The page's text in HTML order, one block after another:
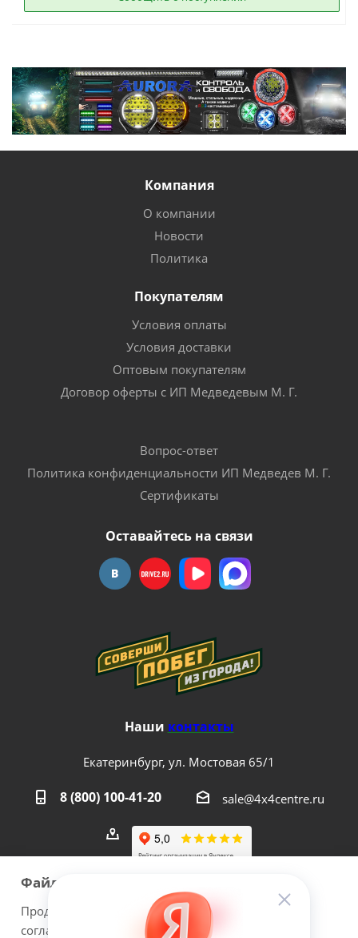
Компания
О компании
Новости
Политика
Покупателям
Условия оплаты
Условия доставки
Оптовым покупателям
Договор оферты с ИП Медведевым М. Г.
Вопрос-ответ
Политика конфиденциальности ИП Медведев М. Г.
Сертификаты
Оставайтесь на связи
Наши контакты
Екатеринбург, ул. Мостовая 65/1
8 (800) 100-41-20 sale@4x4centre.ru
Файлы cookie
Продолжая использовать наш сайт Вы даете
согласие на обработку файлов cookie и